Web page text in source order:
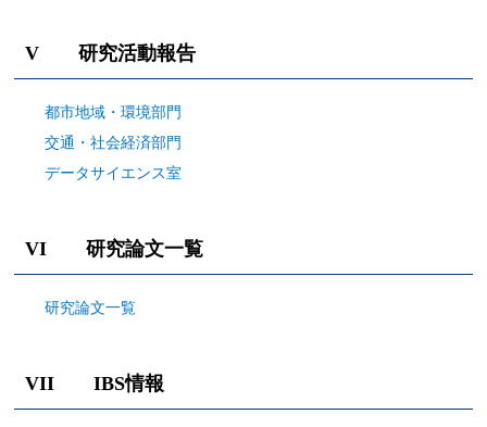
V 研究活動報告
都市地域・環境部門
交通・社会経済部門
データサイエンス室
VI 研究論文一覧
研究論文一覧
VII IBS情報